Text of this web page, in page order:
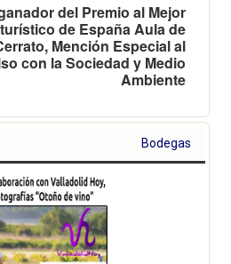
del Premio al Mejor
de España Aula de
Mención Especial al
con la Sociedad y Medio
Ambiente
Bodegas